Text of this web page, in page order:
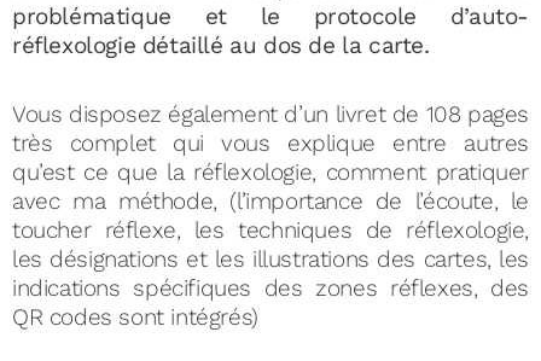
problématique et le protocole d’auto-
réflexologie détaillé au dos de la carte.
Vous disposez également d’un livret de 108 pages
très complet qui vous explique entre autres
qu’est ce que la réflexologie, comment pratiquer
avec ma méthode, (l’importance de l’écoute, le
toucher réflexe, les techniques de réflexologie,
les désignations et les illustrations des cartes, les
indications spécifiques des zones réflexes, des
QR codes sont intégrés)